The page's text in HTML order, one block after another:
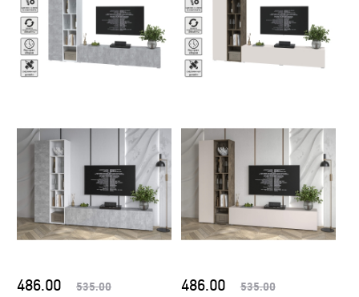
486.00 535.00 486.00 535.00